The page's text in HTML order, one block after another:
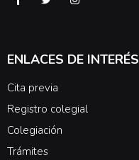
ENLACES DE INTERÉS
Cita previa
Registro colegial
Colegiación
Trámites